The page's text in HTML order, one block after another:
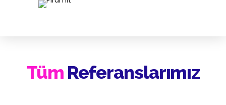
Tüm Referanslarımız